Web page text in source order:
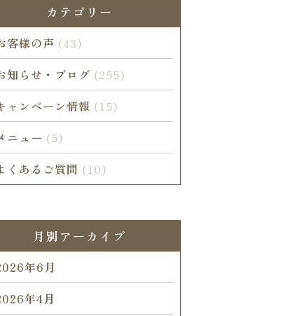
カテゴリー
客様の声 (43)
知らせ・ブログ (255)
ャンペーン情報 (15)
ニュー (5)
くあるご質問 (10)
月別アーカイブ
年6月
年4月